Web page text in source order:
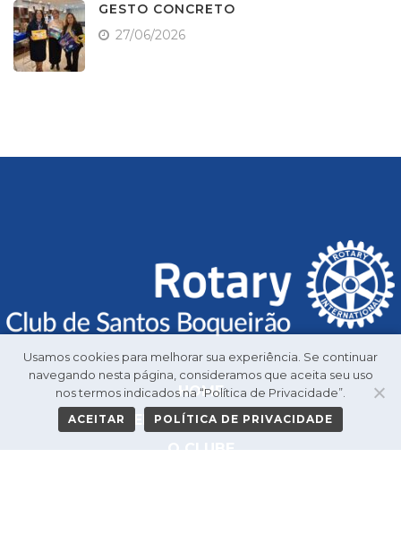
GESTO CONCRETO
27/06/2026
HOME
GALERIA DE PRESIDENTES
Usamos cookies para melhorar sua experiência. Se continuar
navegando nesta página, consideramos que aceita seu uso
nos termos indicados na “Política de Privacidade”.
ACEITAR POLÍTICA DE PRIVACIDADE